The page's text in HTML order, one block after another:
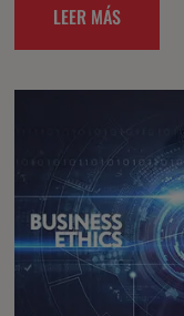
LEER MÁS